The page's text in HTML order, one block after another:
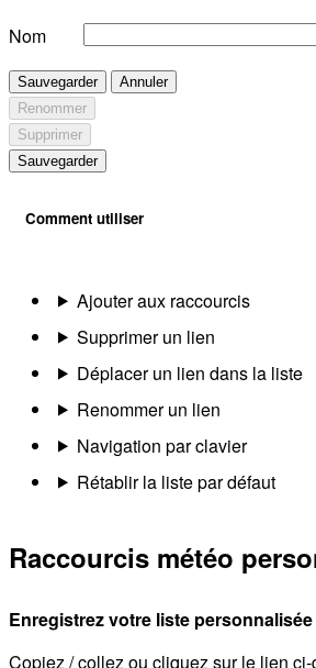
Nom
Sauvegarder
Annuler
Renommer
Supprimer
Sauvegarder
Comment utiliser
Ajouter aux raccourcis
Supprimer un lien
Déplacer un lien dans la liste
Renommer un lien
Navigation par clavier
Rétablir la liste par défaut
Raccourcis météo
Enregistrez votre liste
Copiez / collez ou cliquez sur le lien